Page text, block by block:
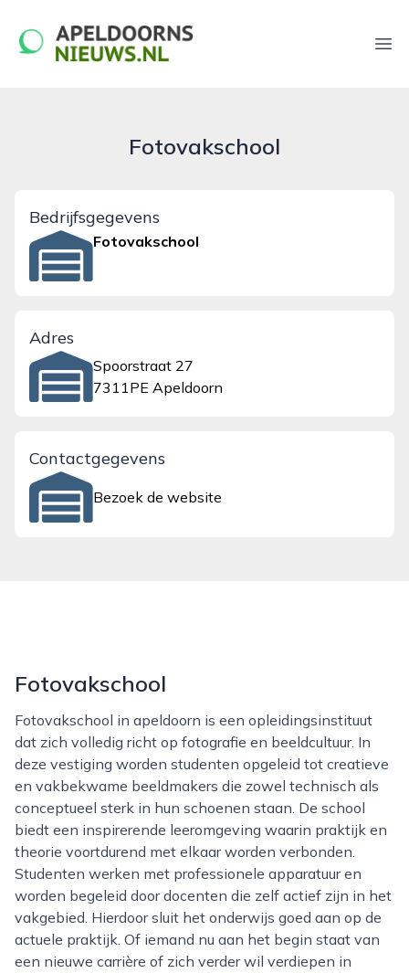
apeldoornsnieuws.nl
Fotovakschool
Bedrijfsgegevens
Fotovakschool
Adres
Spoorstraat 27
7311PE Apeldoorn
Contactgegevens
Bezoek de website
Fotovakschool
Fotovakschool in apeldoorn is een opleidingsinstituut
dat zich volledig richt op fotografie en beeldcultuur. In
deze vestiging worden studenten opgeleid tot creatieve
en vakbekwame beeldmakers die zowel technisch als
conceptueel sterk in hun schoenen staan. De school
biedt een inspirerende leeromgeving waarin praktijk en
theorie voortdurend met elkaar worden verbonden.
Studenten werken met professionele apparatuur en
worden begeleid door docenten die zelf actief zijn in het
vakgebied. Hierdoor sluit het onderwijs goed aan op de
actuele praktijk. Of iemand nu aan het begin staat van
een nieuwe carrière of zich verder wil verdiepen in